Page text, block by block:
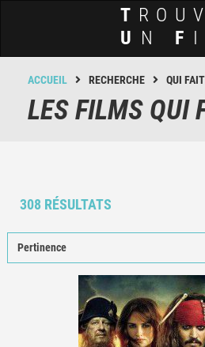
T
U N F
ACCUEIL RECHERCHE QUI
LES FILMS QUI
308 RÉSULTATS
Pertinence